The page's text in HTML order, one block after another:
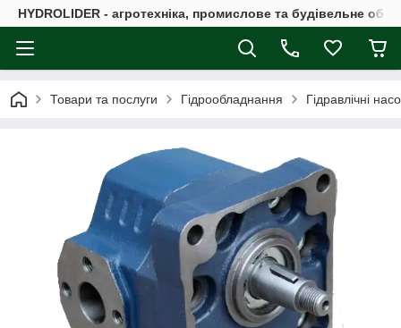
HYDROLIDER - агротехніка, промислове та будівельне
Товари та послуги Гідрообладнання Гідравлічні